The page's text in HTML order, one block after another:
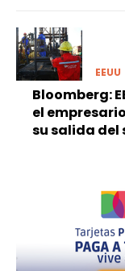
EEUU
Bloomberg:
el
su salida del